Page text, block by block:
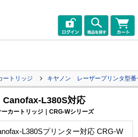
ートリッジ キヤノン レーザープリンタ型番
Canofax-L380S対応
ーカートリッジ｜CRG-Wシリーズ
L380Sプリンター対応 CRG-W